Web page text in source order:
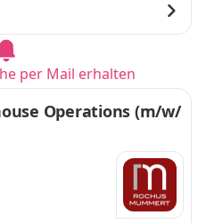
per Mail erhalten
Operations (m/w/